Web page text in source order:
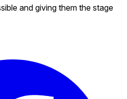
and giving them the stage